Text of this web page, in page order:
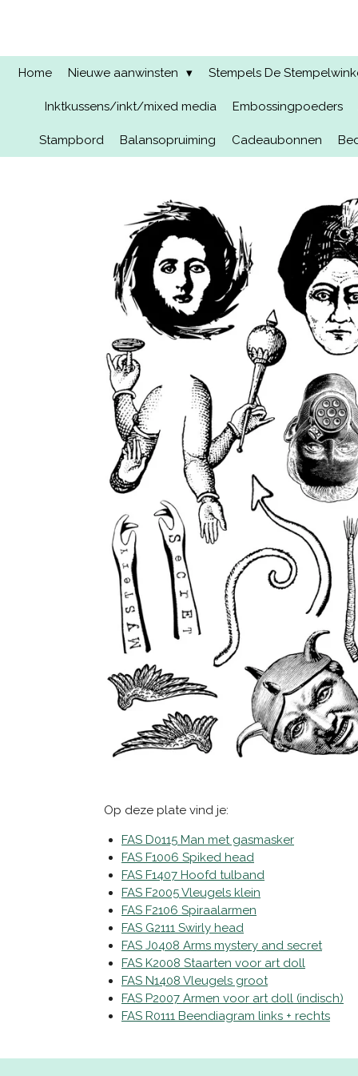
deHome Nieuwe aanwinsten Stempels De
Inktkussens/inkt/mixed media Embossingpoeders
Stampbord Balansopruiming Cadeaubonnen
Op deze plate vind je:
FAS D0115 Man met gasmasker
FAS F1006 Spiked head
FAS F1407 Hoofd tulband
FAS F2005 Vleugels klein
FAS F2106 Spiraalarmen
FAS G2111 Swirly head
FAS J0408 Arms mystery and secret
FAS K2008 Staarten voor art doll
FAS N1408 Vleugels groot
FAS P2007 Armen voor art doll (indisch)
FAS R0111 Beendiagram links + rechts